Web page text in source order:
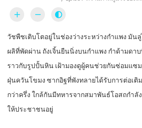
วัชพืชเติบโตอยู่ในช่องว่างระหว่างกำแพง มัน
ผลิที่พัดผ่าน ถังเจิ้นยืนนิ่งบนกำแพง กำด้ามดา
ราวกับรูปปั้นหิน เฝ้ามองดูผู้คนช่วยกันซ่อมแซม
ฝุ่นควันโขมง ซากอิฐที่พังทลายได้รับการต่อเติ
กว่าครึ่ง ใกล้กันมีทหารจากสมาพันธ์โอสถกำลั
ให้ประชาชนอยู่